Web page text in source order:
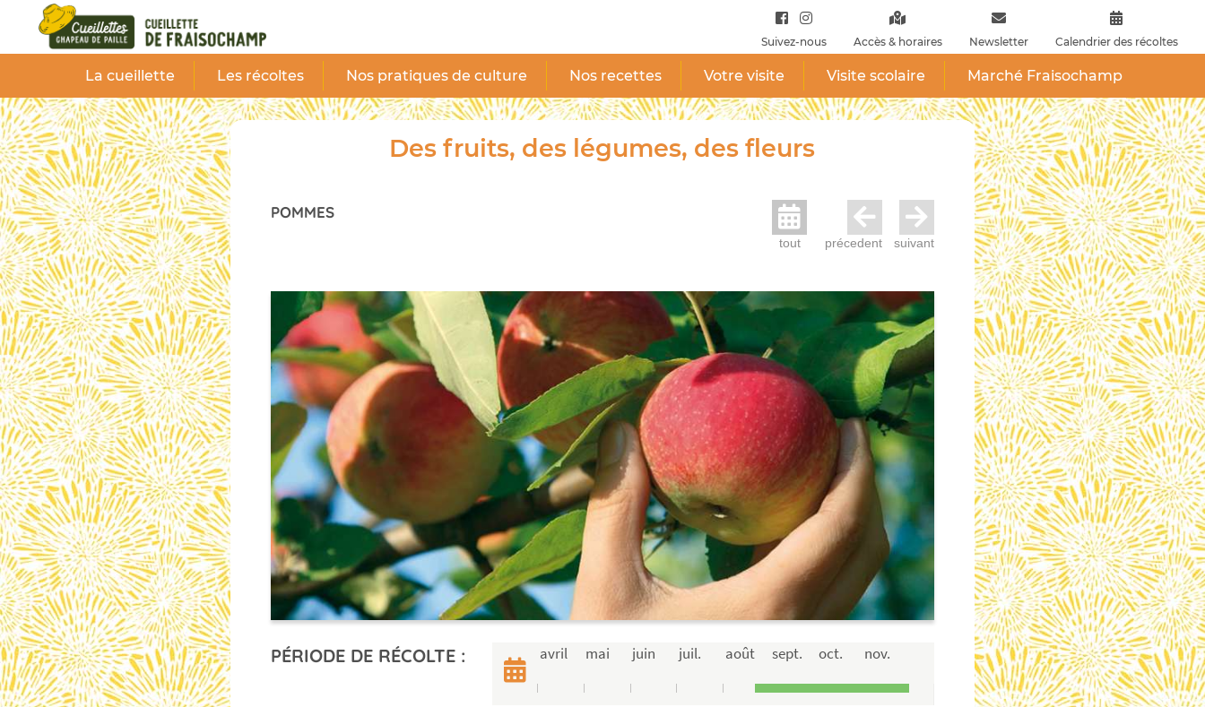
Suivez-nous Accès & horaires Newsletter Calendrier des récoltes
La cueillette Les récoltes Nos pratiques de culture Nos recettes Votre visite Visite scolaire Marché Fraisochamp
Des fruits, des légumes, des fleurs
POMMES
tout précedent suivant
PÉRIODE DE RÉCOLTE : avril mai juin juil. août sept. oct. nov.
Panneau de gestion des cookies